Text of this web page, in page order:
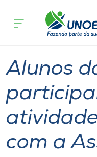
Cursos
Atendimento ao
Portal de Ensino
acontece
Alunos
com a